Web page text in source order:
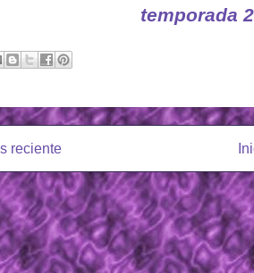
temporada
reciente